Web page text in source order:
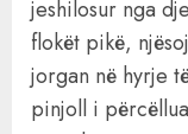
jeshilosur nga
flokët pikë,
jorgan në hyrje
pinjoll i